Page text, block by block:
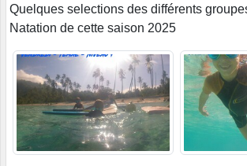
Quelques selections des différents
Natation de cette saison 2025